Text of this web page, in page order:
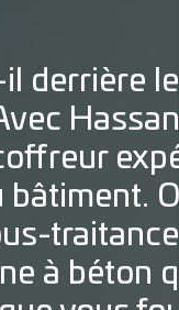
derrière
bâtiment.
à béton